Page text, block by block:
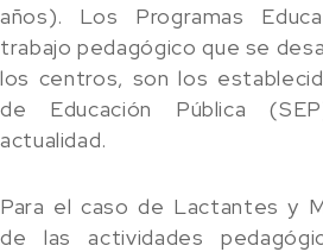
años). Los Programas
trabajo pedagógico que se
los centros, son los
de Educación Pública
actualidad.
Para el caso de Lactantes y
de las actividades